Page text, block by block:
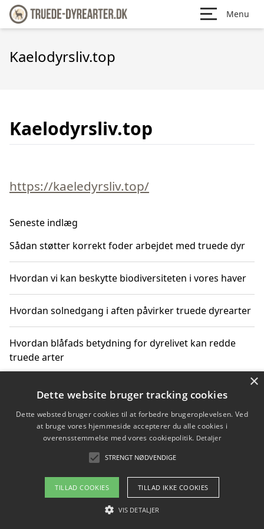
Menu
Kaelodyrsliv.top
Kaelodyrsliv.top
https://kaeledyrsliv.top/
Seneste indlæg
Sådan støtter korrekt foder arbejdet med truede dyr
Hvordan vi kan beskytte biodiversiteten i vores haver
Hvordan solnedgang i aften påvirker truede dyrearter
Hvordan blåfads betydning for dyrelivet kan redde
truede arter
Hvordan kan gaver til unge voksne støtte bevarelsen
Copyright 2026 - Pilanto Aps
Om / kontakt
Blog Betingelser
×
Dette website bruger tracking cookies
Dette websted bruger cookies til at forbedre brugeroplevelsen. Ved
at bruge vores hjemmeside accepterer du alle cookies i
overensstemmelse med vores cookiepolitik. Detaljer
STRENGT NØDVENDIGE
TILLAD COOKIES TILLAD IKKE COOKIES
VIS DETALJER